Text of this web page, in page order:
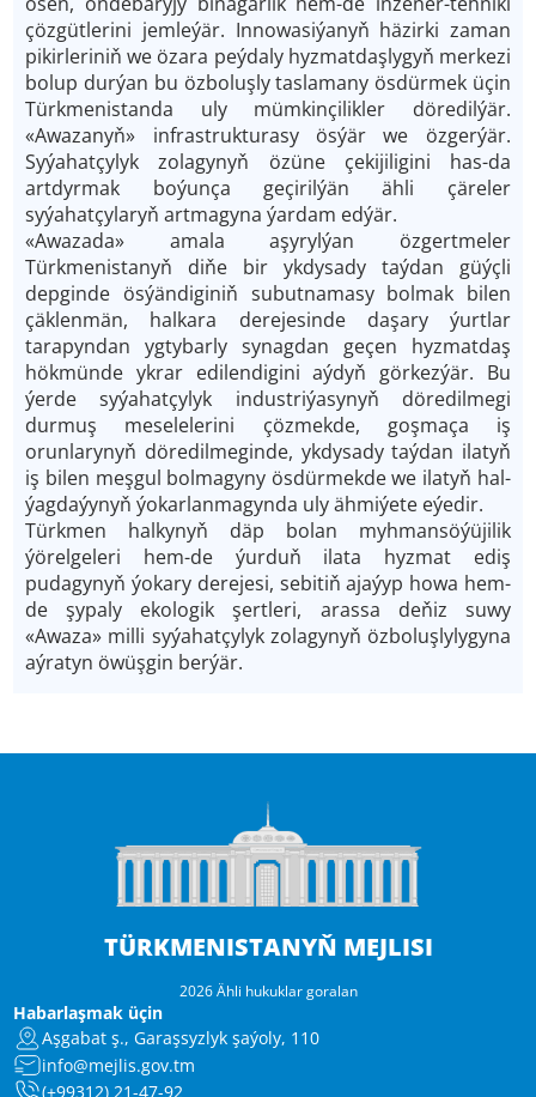
çözgütlerini jemleýär. Innowasiýanyň häzirki zaman
pikirleriniň we özara peýdaly hyzmatdaşlygyň merkezi
bolup durýan bu özboluşly taslamany ösdürmek üçin
Türkmenistanda uly mümkinçilikler döredilýär.
«Awazanyň» infrastrukturasy ösýär we özgerýär.
Syýahatçylyk zolagynyň özüne çekijiligini has-da
artdyrmak boýunça geçirilýän ähli çäreler
syýahatçylaryň artmagyna ýardam edýär.
«Awazada» amala aşyrylýan özgertmeler
Türkmenistanyň diňe bir ykdysady taýdan güýçli
depginde ösýändiginiň subutnamasy bolmak bilen
çäklenmän, halkara derejesinde daşary ýurtlar
tarapyndan ygtybarly synagdan geçen hyzmatdaş
hökmünde ykrar edilendigini aýdyň görkezýär. Bu
ýerde syýahatçylyk industriýasynyň döredilmegi
durmuş meselelerini çözmekde, goşmaça iş
orunlarynyň döredilmeginde, ykdysady taýdan ilatyň
iş bilen meşgul bolmagyny ösdürmekde we ilatyň hal-
ýagdaýynyň ýokarlanmagynda uly ähmiýete eýedir.
Türkmen halkynyň däp bolan myhmansöýüjilik
ýörelgeleri hem-de ýurduň ilata hyzmat ediş
pudagynyň ýokary derejesi, sebitiň ajaýyp howa hem-
de şypaly ekologik şertleri, arassa deňiz suwy
«Awaza» milli syýahatçylyk zolagynyň özboluşlylygyna
aýratyn öwüşgin berýär.
TÜRKMENISTANYŇ MEJLISI
2026 Ähli hukuklar goralan
Habarlaşmak üçin
Aşgabat ş., Garaşsyzlyk şaýoly, 110
info@mejlis.gov.tm
(+99312) 21-47-92